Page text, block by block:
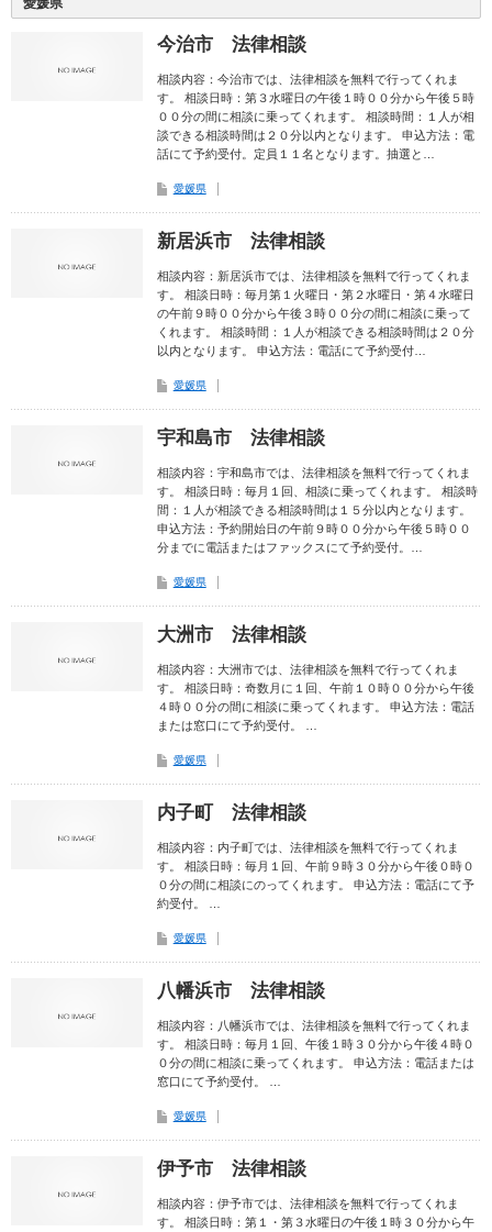
今治市 法律相談
相談内容：今治市では、法律相談を無料で行ってくれま
す。 相談日時：第３水曜日の午後１時００分から午後５時
００分の間に相談に乗ってくれます。 相談時間：１人が相
談できる相談時間は２０分以内となります。 申込方法：電
話にて予約受付。定員１１名となります。抽選と…
愛媛県
新居浜市 法律相談
相談内容：新居浜市では、法律相談を無料で行ってくれま
す。 相談日時：毎月第１火曜日・第２水曜日・第４水曜日
の午前９時００分から午後３時００分の間に相談に乗って
くれます。 相談時間：１人が相談できる相談時間は２０分
以内となります。 申込方法：電話にて予約受付…
愛媛県
宇和島市 法律相談
相談内容：宇和島市では、法律相談を無料で行ってくれま
す。 相談日時：毎月１回、相談に乗ってくれます。 相談時
間：１人が相談できる相談時間は１５分以内となります。
申込方法：予約開始日の午前９時００分から午後５時００
分までに電話またはファックスにて予約受付。…
愛媛県
大洲市 法律相談
相談内容：大洲市では、法律相談を無料で行ってくれま
す。 相談日時：奇数月に１回、午前１０時００分から午後
４時００分の間に相談に乗ってくれます。 申込方法：電話
または窓口にて予約受付。 …
愛媛県
内子町 法律相談
相談内容：内子町では、法律相談を無料で行ってくれま
す。 相談日時：毎月１回、午前９時３０分から午後０時０
０分の間に相談にのってくれます。 申込方法：電話にて予
約受付。 …
愛媛県
八幡浜市 法律相談
相談内容：八幡浜市では、法律相談を無料で行ってくれま
す。 相談日時：毎月１回、午後１時３０分から午後４時０
０分の間に相談に乗ってくれます。 申込方法：電話または
窓口にて予約受付。 …
愛媛県
伊予市 法律相談
相談内容：伊予市では、法律相談を無料で行ってくれま
す。 相談日時：第１・第３水曜日の午後１時３０分から午